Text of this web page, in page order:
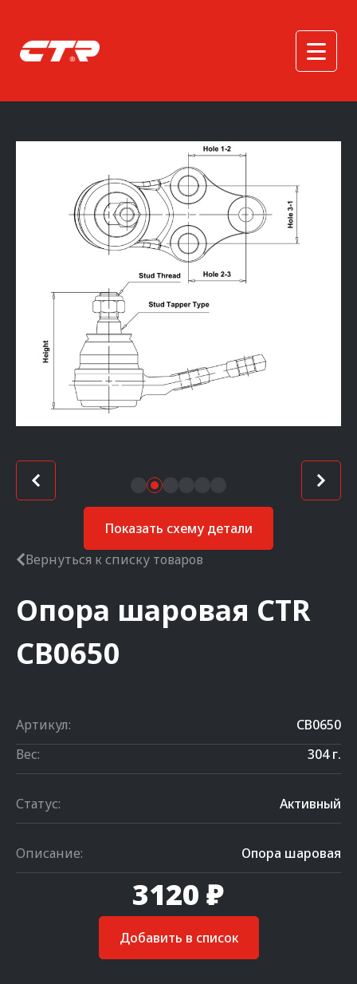
Показать схему детали
Вернуться к списку товаров
Опора шаровая CTR
CB0650
Артикул:
CB0650
Вес:
304 г.
Статус: Активный
Описание: Опора шаровая
3120 ₽
Добавить в список